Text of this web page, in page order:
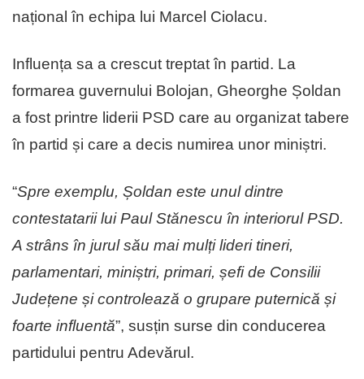
național în echipa lui Marcel Ciolacu.
Influența sa a crescut treptat în partid. La
formarea guvernului Bolojan, Gheorghe Șoldan
a fost printre liderii PSD care au organizat tabere
în partid și care a decis numirea unor miniștri.
“Spre exemplu, Șoldan este unul dintre
contestatarii lui Paul Stănescu în interiorul PSD.
A strâns în jurul său mai mulți lideri tineri,
parlamentari, miniștri, primari, șefi de Consilii
Județene și controlează o grupare puternică și
foarte influentă”, susțin surse din conducerea
partidului pentru Adevărul.